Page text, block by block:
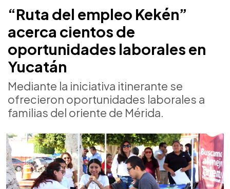
“Ruta del empleo Kekén”
acerca cientos de
oportunidades laborales en
Yucatán
Mediante la iniciativa itinerante se
ofrecieron oportunidades laborales a
familias del oriente de Mérida.